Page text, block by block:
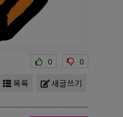
0 0
새글쓰기
목록